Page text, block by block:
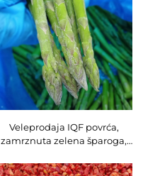
Veleprodaja IQF povrća,
zamrznuta zelena šparoga,
cijena